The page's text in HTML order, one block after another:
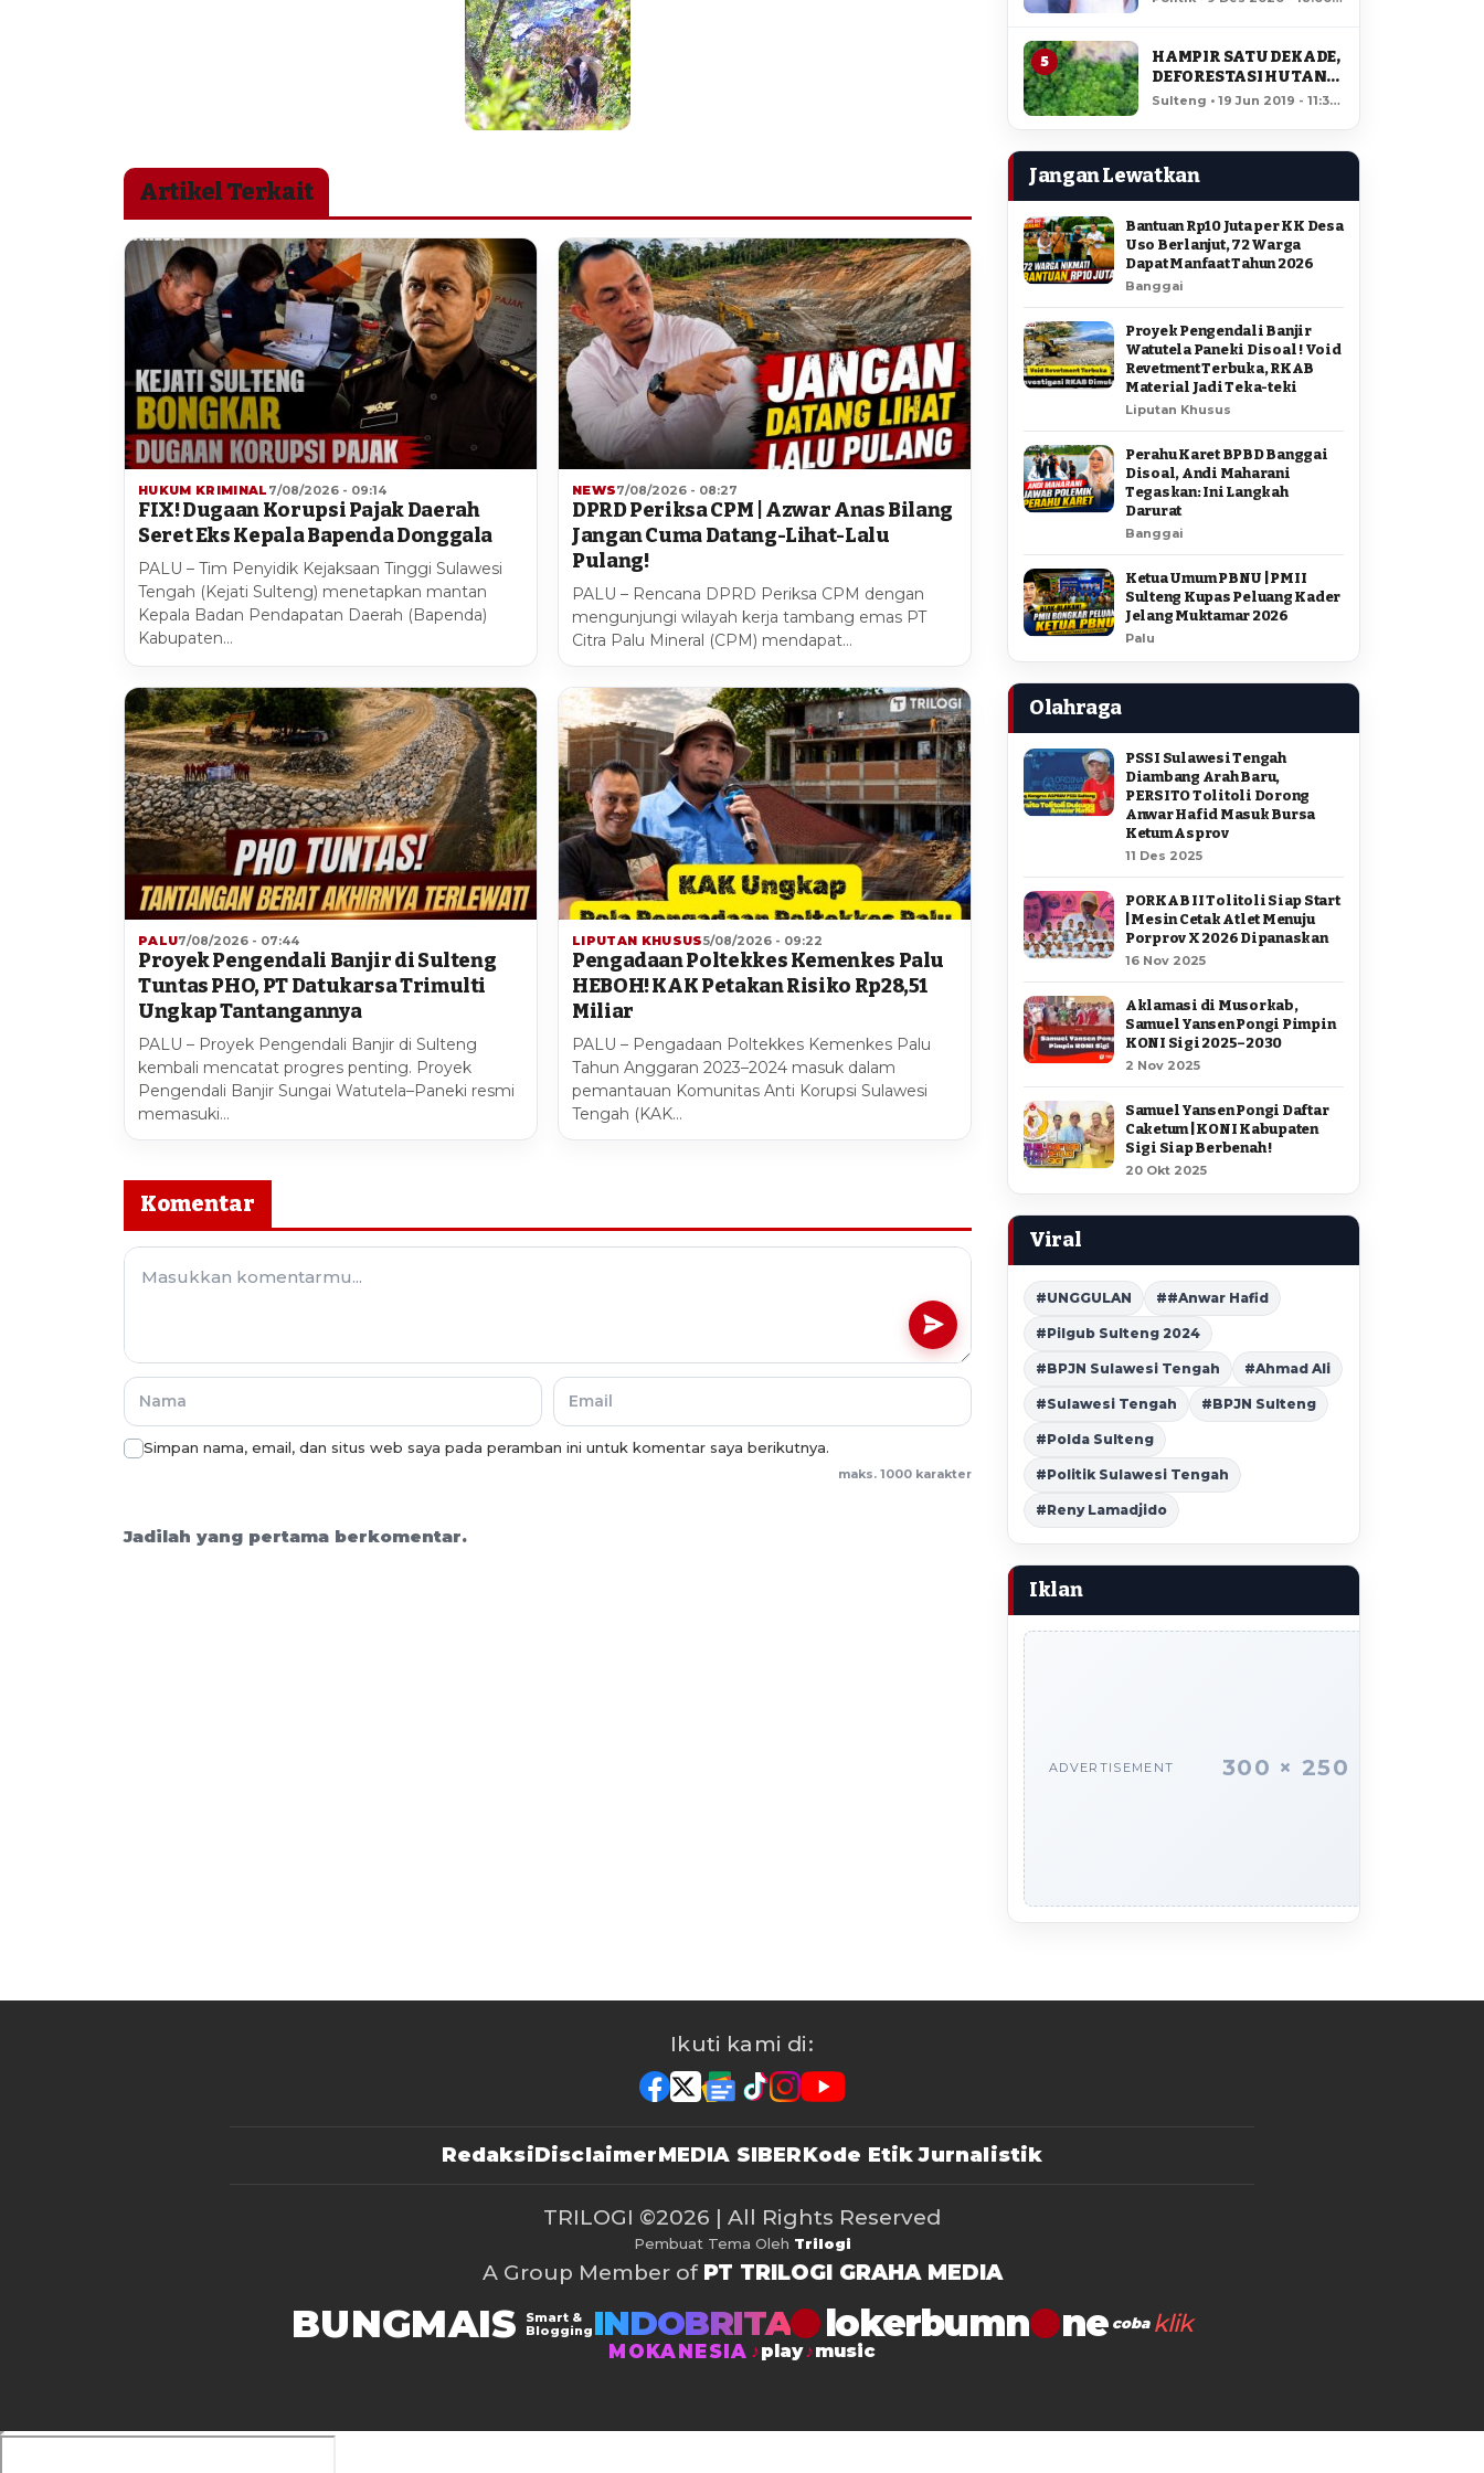
Artikel Terkait
HUKUM KRIMINAL 7/08/2026 - 09:14
FIX! Dugaan Korupsi Pajak Daerah
Seret Eks Kepala Bapenda Donggala
PALU – Tim Penyidik Kejaksaan Tinggi Sulawesi
Tengah (Kejati Sulteng) menetapkan mantan
Kepala Badan Pendapatan Daerah (Bapenda)
Kabupaten…
NEWS7/08/2026 - 08:27
DPRD Periksa CPM | Azwar Anas Bilang
Jangan Cuma Datang-Lihat-Lalu
Pulang!
PALU – Rencana DPRD Periksa CPM dengan
mengunjungi wilayah kerja tambang emas PT
Citra Palu Mineral (CPM) mendapat…
PALU7/08/2026 - 07:44
Proyek Pengendali Banjir di Sulteng
Tuntas PHO, PT Datukarsa Trimulti
Ungkap Tantangannya
PALU – Proyek Pengendali Banjir di Sulteng
kembali mencatat progres penting. Proyek
Pengendali Banjir Sungai Watutela–Paneki resmi
memasuki…
LIPUTAN KHUSUS5/08/2026 - 09:22
Pengadaan Poltekkes Kemenkes Palu
HEBOH! KAK Petakan Risiko Rp28,51
Miliar
PALU – Pengadaan Poltekkes Kemenkes Palu
Tahun Anggaran 2023–2024 masuk dalam
pemantauan Komunitas Anti Korupsi Sulawesi
Tengah (KAK…
Komentar
Simpan nama, email, dan situs web saya pada peramban ini untuk komentar saya berikutnya.
maks. 1000 karakter
Jadilah yang pertama berkomentar.
5
HAMPIR SATU DEKADE,
DEFORESTASI HUTAN
LORE LINDU MENCAPAI
Sulteng • 19 Jun 2019 - 11:34
Jangan Lewatkan
Bantuan Rp10 Juta per KK Desa
Uso Berlanjut, 72 Warga
Dapat Manfaat Tahun 2026
Banggai
Proyek Pengendali Banjir
Watutela Paneki Disoal ! Void
Revetment Terbuka, RKAB
Material Jadi Teka-teki
Liputan Khusus
Perahu Karet BPBD Banggai
Disoal, Andi Maharani
Tegaskan: Ini Langkah
Darurat
Banggai
Ketua Umum PBNU | PMII
Sulteng Kupas Peluang Kader
Jelang Muktamar 2026
Palu
Olahraga
PSSI Sulawesi Tengah
Diambang Arah Baru,
PERSITO Tolitoli Dorong
Anwar Hafid Masuk Bursa
Ketum Asprov
11 Des 2025
PORKAB II Tolitoli Siap Start
| Mesin Cetak Atlet Menuju
Porprov X 2026 Dipanaskan
16 Nov 2025
Aklamasi di Musorkab,
Samuel Yansen Pongi Pimpin
KONI Sigi 2025–2030
2 Nov 2025
Samuel Yansen Pongi Daftar
Caketum | KONI Kabupaten
Sigi Siap Berbenah !
20 Okt 2025
Viral
#UNGGULAN ##Anwar Hafid
#Pilgub Sulteng 2024
#BPJN Sulawesi Tengah #Ahmad Ali
#Sulawesi Tengah #BPJN Sulteng
#Polda Sulteng
#Politik Sulawesi Tengah
#Reny Lamadjido
Iklan
ADVERTISEMENT 300 × 250
Ikuti kami di:
RedaksiDisclaimerMEDIA SIBERKode Etik Jurnalistik
TRILOGI ©2026 | All Rights Reserved
Pembuat Tema Oleh Trilogi
A Group Member of PT TRILOGI GRAHA MEDIA
BUNGMAIS
Smart &
Blogging INDOBRITA lokerbumn coba klik
MOKANESIA play music